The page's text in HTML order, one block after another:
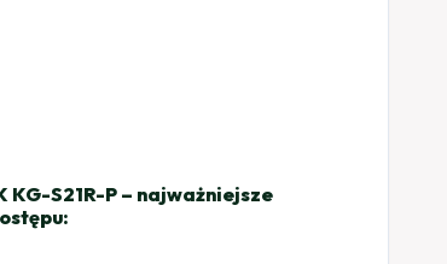
S21R-P – najważniejsze